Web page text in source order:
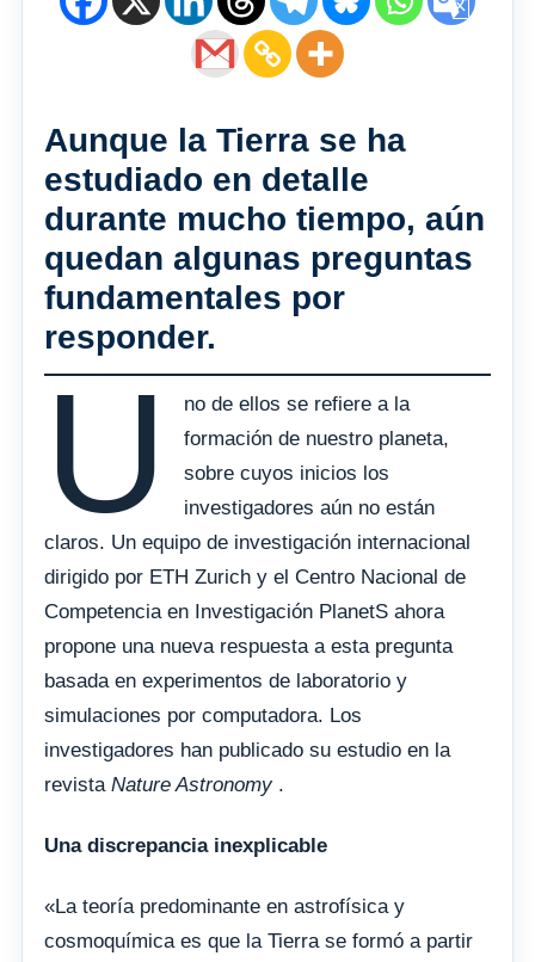
Aunque la Tierra se ha
estudiado en detalle
durante mucho tiempo, aún
quedan algunas preguntas
fundamentales por
responder.
U
no de ellos se refiere a la
formación de nuestro planeta,
sobre cuyos inicios los
investigadores aún no están
claros. Un equipo de investigación internacional
dirigido por ETH Zurich y el Centro Nacional de
Competencia en Investigación PlanetS ahora
propone una nueva respuesta a esta pregunta
basada en experimentos de laboratorio y
simulaciones por computadora. Los
investigadores han publicado su estudio en la
revista Nature Astronomy.
Una discrepancia inexplicable
«La teoría predominante en astrofísica y
cosmoquímica es que la Tierra se formó a partir